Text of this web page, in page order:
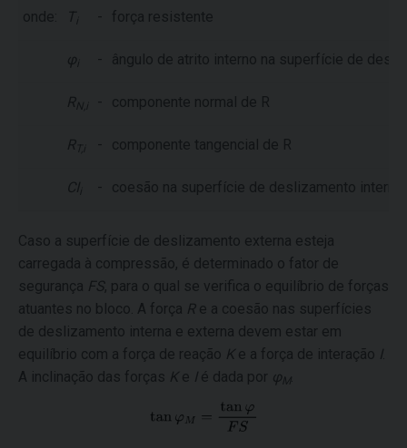
onde: T - força resistente
φ - ângulo de atrito interno na superfície de
R N,i - componente normal de R
R T,i - componente tangencial de R
CI - coesão na superfície de deslizamento interna
Caso a superfície de deslizamento externa esteja
carregada à compressão, é determinado o fator de
segurança FS, para o qual se verifica o equilíbrio de forças
atuantes no bloco. A força Re a coesão nas superfícies
de deslizamento interna e externa devem estar em
equilíbrio com a força de reação Ke a força de interação I.
A inclinação das forças Ke Ié dada por φM.